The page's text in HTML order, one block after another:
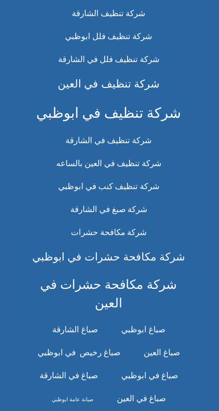
شركة تنظيف الشارقة
شركة تنظيف فلل ابوظبي
شركة تنظيف فلل في الشارقة
شركة تنظيف في العين
شركة تنظيف في ابوظبي
شركة تنظيف في الشارقة
شركة تنظيف في العين بالساعه
شركة تنظيف كنب في ابوظبي
شركة صبغ في الشارقة
شركة مكافحة حشرات
شركة مكافحة حشرات في ابوظبي
شركة مكافحة حشرات في
العين
صباغ ابوظبي صباغ الشارقة
صباغ العين صباغ رخيص في ابوظبي
صباغ في ابوظبي صباغ في الشارقة
صباغ في العين صيانة عامة ابوظبي